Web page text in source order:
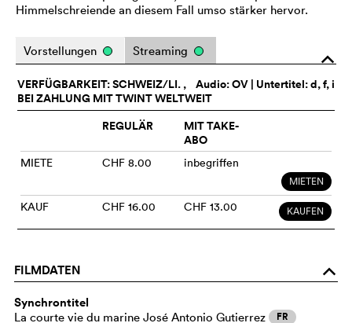
Himmelschreiende an diesem Fall umso stärker hervor.
o
Vorstellungen Streaming
Audio:OV | Untertitel: d, f, i
VERFÜGBARKEIT: SCHWEIZ/LI. ,
BEI ZAHLUNG MIT TWINT WELTWEIT
REGULÄR
MIT TAKE-
ABO
MIETE CHF 8.00 inbegriffen
MIETEN
KAUF CHF 16.00 CHF 13.00 KAUFEN
FILMDATEN o
Synchrontitel
La courte vie du marine José Antonio Gutierrez FR